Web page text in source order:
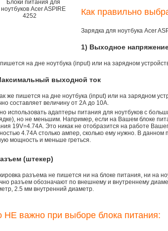
Как правильно
Зарядка для ноутбука Acer
1) Выходное
на дне ноутбука (input) или на зарядном
выходной ток
же пишется на дне ноутбука (input) или на зарядном
составляет величину от 2А до 10A.
использовать адаптеры питания для ноутбуков с
но не меньшим. Например, если на Вашем блоке
19V=4.74A. Это никак не отобразится на работе
4.74А столько ампер, сколько ему нужно. В
мощность и меньше греться.
(штекер)
разъема не пишется ни на блоке питания, ни на
разъем обозначают по внешнему и внутреннему
2.5 мм внутренний диаметр.
НЕ важно при выборе блока питания: